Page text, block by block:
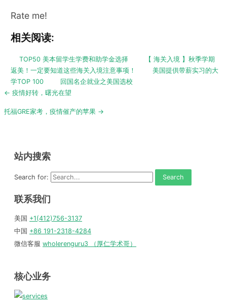
Rate me!
相关阅读:
TOP50 美本留学生学费和助学金选择
【 海关入境 】秋季学期
返美！一定要知道这些海关入境注意事项！
美国提供带薪实习的大
学TOP 100
回国名企就业之美国选校
Post
← 疫情好转，曙光在望
托福GRE家考，疫情催产的苹果 →
站内搜索
Search for:
联系我们
美国 +1(412)756-3137
中国 +86 191-2318-4284
微信客服 wholerenguru3 （厚仁学术哥）
核心业务